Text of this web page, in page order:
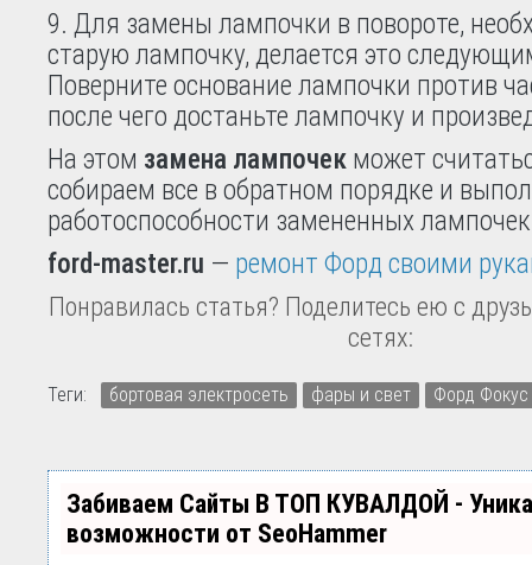
9. Для замены лампочки в повороте,
старую лампочку, делается это
Поверните основание лампочки против
после чего достаньте лампочку и
На этом замена лампочек может
собираем все в обратном порядке и
работоспособности замененных
ford-master.ru — ремонт Форд своими
Понравилась статья? Поделитесь ею с
сетях:
Теги: бортовая электросеть фары и свет Форд Фокус
Забиваем Сайты В ТОП КУВАЛДОЙ -
возможности от SeoHammer